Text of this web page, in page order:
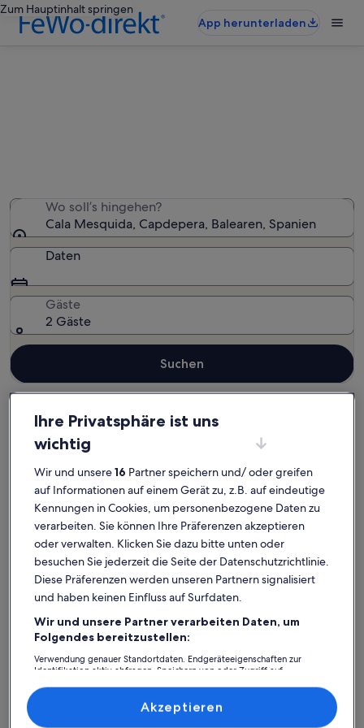
Zum Hauptinhalt springen
App herunterladen
Wo soll’s hingehen?
Cala Mesquida, Capdepera, Balearen, Spanien
Daten
Gäste
2 Gäste
Suchen
Capdepera Ferienunterkünfte mit Pool in Cala Mesquida
Cala Mesquida: Entdecke
Ferienunterkünfte mit Pool
Weitere Infos zu Casa Leon - Luxusferienhaus mit Meerblick
Ihre Privatsphäre ist uns
wichtig
Wir und unsere16 Partner speichern und/ oder greifen
auf Informationen auf einem Gerät zu, z.B. auf eindeutige
Kennungen in Cookies, um personenbezogene Daten zu
verarbeiten. Sie können Ihre Präferenzen akzeptieren
oder verwalten. Klicken Sie dazu bitte unten oder
besuchen Sie jederzeit die Seite der Datenschutzrichtlinie.
Diese Präferenzen werden unseren Partnern signalisiert
und haben keinen Einfluss auf Surfdaten.
Wir und unsere Partner verarbeiten Daten, um
Folgendes bereitzustellen:
Verwendung genauer Standortdaten. Endgeräteeigenschaften zur
Identifikation aktiv abfragen. Speichern von oder Zugriff auf
Inhalte, Messung von Werbeleistung und der Performance von Inhalten,
Zielgruppenforschung sowie Entwicklung und Verbesserung von
Akzeptieren